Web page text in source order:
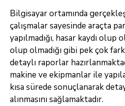
Bilgisayar ortamında
çalışmalar sayesinde araçta
yapılmadığı, hasar kaydı olup
olup olmadığı gibi pek çok
detaylı raporlar
makine ve ekipmanlar ile
kısa sürede sonuçlanarak
alınmasını sağlamaktadır.